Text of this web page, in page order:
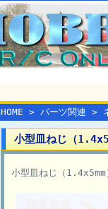
HOME > パーツ関連 >
小型皿ねじ（
小型皿ねじ（